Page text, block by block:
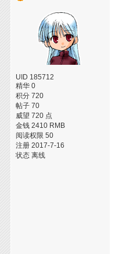
UID 185712
精华 0
积分 720
帖子 70
威望 720 点
金钱 2410 RMB
阅读权限 50
注册 2017-7-16
状态 离线